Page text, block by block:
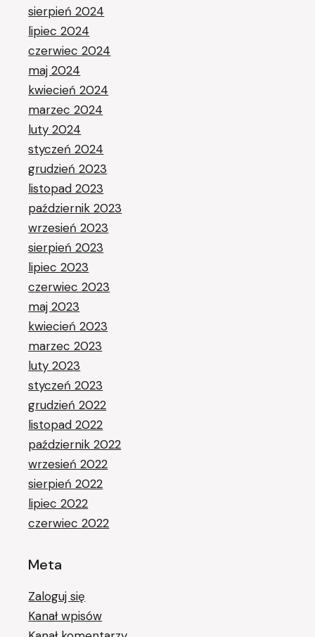
sierpień 2024
lipiec 2024
czerwiec 2024
maj 2024
kwiecień 2024
marzec 2024
luty 2024
styczeń 2024
grudzień 2023
listopad 2023
październik 2023
wrzesień 2023
sierpień 2023
lipiec 2023
czerwiec 2023
maj 2023
kwiecień 2023
marzec 2023
luty 2023
styczeń 2023
grudzień 2022
listopad 2022
październik 2022
wrzesień 2022
sierpień 2022
lipiec 2022
czerwiec 2022
Meta
Zaloguj się
Kanał wpisów